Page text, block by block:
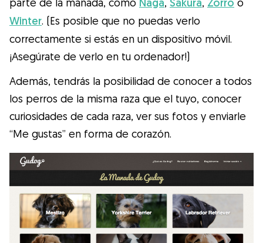
Razas
Buscar cuidadores
¿Qué es Gudog?
reservar con el cuidador de perros
perfecto. ¡Miles de cuidadores están
disponibles para cuidar de tu perro como si
fuera un miembro más de su familia! Todas
las reservas incluyen Cobertura Veterinaria
Winter. (Es posible que no puedas verlo
correctamente si estás en un dispositivo móvil.
¡Asegúrate de verlo en tu ordenador!)
Además, tendrás la posibilidad de conocer a todos
los perros de la misma raza que el tuyo, conocer
curiosidades de cada raza, ver sus fotos y enviarle
“Me gustas” en forma de corazón.